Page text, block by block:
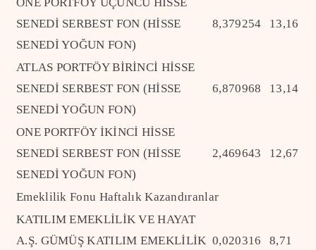
ONE PORTFÖY ÜÇÜNCÜ HİSSE
SENEDİ SERBEST FON (HİSSE
SENEDİ YOĞUN FON)
8,379254 13,16
ATLAS PORTFÖY BİRİNCİ HİSSE
SENEDİ SERBEST FON (HİSSE
SENEDİ YOĞUN FON)
6,870968 13,14
ONE PORTFÖY İKİNCİ HİSSE
SENEDİ SERBEST FON (HİSSE
SENEDİ YOĞUN FON)
2,469643 12,67
Emeklilik Fonu Haftalık Kazandıranlar
KATILIM EMEKLİLİK VE HAYAT
A.Ş. GÜMÜŞ KATILIM EMEKLİLİK 0,020316 8,71